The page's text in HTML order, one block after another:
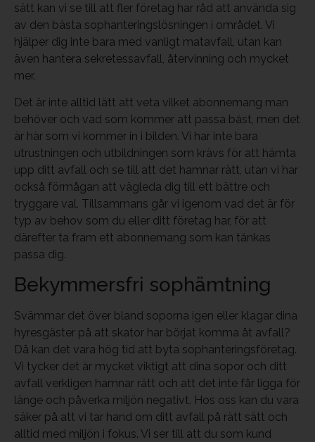
sätt kan vi se till att fler företag har råd att använda sig
av den bästa sophanteringslösningen i området. Vi
hjälper dig inte bara med vanligt matavfall, utan kan
även hantera sekretessavfall, återvinning och mycket
mer.
Det är inte alltid lätt att veta vilket abonnemang man
behöver och vad som kommer att passa bäst, men det
är här som vi kommer in i bilden. Vi har inte bara
utrustningen och utbildningen som krävs för att hämta
upp ditt avfall och se till att det hamnar rätt, utan vi har
också förmågan att vägleda dig till ett bättre och
tryggare val. Tillsammans går vi igenom vad det är för
typ av behov som du eller ditt företag har, för att
därefter ta fram ett abonnemang som kan tänkas
passa dig.
Bekymmersfri sophämtning
Svämmar det över bland soporna igen eller klagar dina
hyresgäster på att skator har börjat komma åt avfall?
Då kan det vara hög tid att byta sophanteringsföretag.
Vi tycker det är mycket viktigt att dina sopor och ditt
avfall verkligen hamnar rätt och att det inte får ligga för
länge och påverka miljön negativt. Hos oss kan du vara
säker på att vi tar hand om ditt avfall på rätt sätt och
alltid med miljön i fokus. Vi ser till att du som kund